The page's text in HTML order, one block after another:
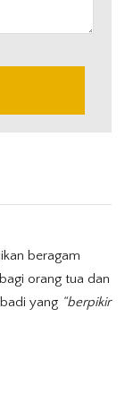
beragam
orang tua dan
yang “berpikir